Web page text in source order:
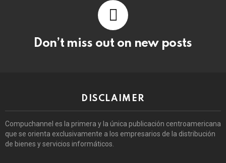
Don’t miss out on new posts
DISCLAIMER
Compuchannel es la primera y la única publicación centroamericana
que se orienta exclusivamente a los empresarios de la distribución
de bienes y servicios informáticos.